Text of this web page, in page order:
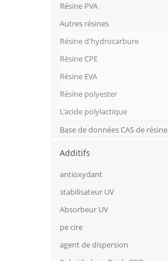
Résine PVA
Autres résines
Résine d'hydrocarbure
Résine CPE
Résine EVA
Résine polyester
L'acide polylactique
Base de données CAS de résine
Additifs
antioxydant
stabilisateur UV
Absorbeur UV
pe cire
agent de dispersion